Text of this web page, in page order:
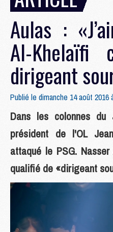
Aulas :
Al-Khelaïfi
dirigeant
Publié le dimanche 14 août 2016
Dans les colonnes du
président de l'OL
attaqué le PSG.
qualifié de «dirigeant